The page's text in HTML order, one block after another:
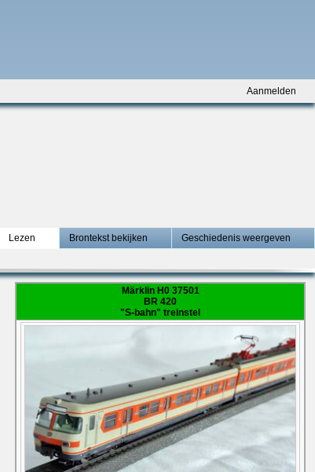
Aanmelden
Lezen Brontekst bekijken Geschiedenis weergeven
Märklin H0 37501
BR 420
"S-bahn" treinstel